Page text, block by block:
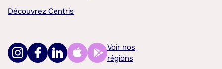
Découvrez Centris
Voir nos
régions